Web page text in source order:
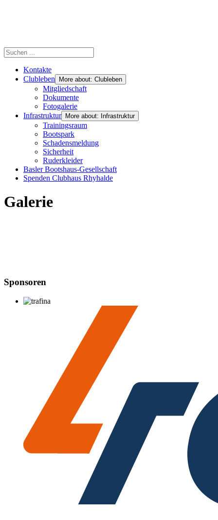
Kontakte
Clubleben
More about: Clubleben
Mitgliedschaft
Dokumente
Fotogalerie
Infrastruktur
More about: Infrastruktur
Trainingsraum
Bootspark
Schadensmeldung
Sicherheit
Ruderkleider
Basler Bootshaus-Gesellschaft
Spenden Clubhaus Rhyhalde
Galerie
Sponsoren